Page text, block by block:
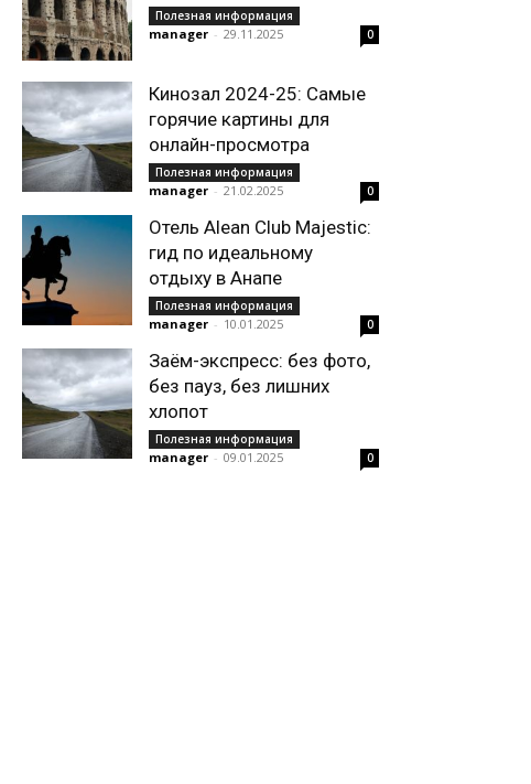
Полезная информация
manager - 29.11.2025 0
Кинозал 2024-25: Самые
горячие картины для
онлайн-просмотра
Полезная информация
manager - 21.02.2025 0
Отель Alean Club Majestic:
гид по идеальному
отдыху в Анапе
Полезная информация
manager - 10.01.2025 0
Заём-экспресс: без фото,
без пауз, без лишних
хлопот
Полезная информация
manager - 09.01.2025 0